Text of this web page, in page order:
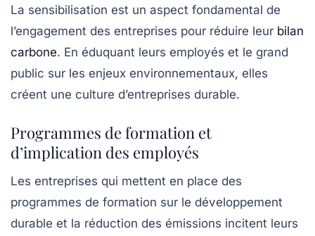
La sensibilisation est un aspect fondamental de
l’engagement des entreprises pour réduire leur bilan
carbone. En éduquant leurs employés et le grand
public sur les enjeux environnementaux, elles
créent une culture d’entreprises durable.
Programmes de formation et
d’implication des employés
Les entreprises qui mettent en place des
programmes de formation sur le développement
durable et la réduction des émissions incitent leurs